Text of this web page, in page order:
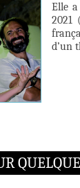
Elle
2021
d’un